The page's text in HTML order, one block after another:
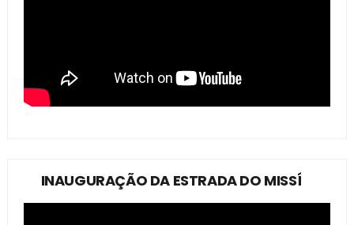
INAUGURAÇÃO DA ESTRADA DO MISSÍ